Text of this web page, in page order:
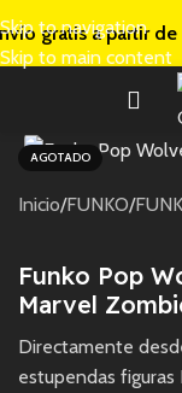
Skip to navigation
Skip to main content
gratis apartir de
AGOTADO
Inicio/FUNKO/
Funko Pop
Marvel
Directamente
estupendas figuras